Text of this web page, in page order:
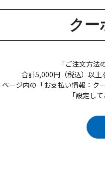
クー
「ご注文方
合計5,000円（税込）以上
ページ内の「お支払い情報：ク
「設定し